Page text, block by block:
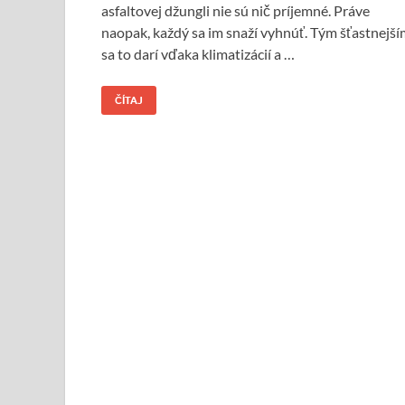
asfaltovej džungli nie sú nič príjemné. Práve
naopak, každý sa im snaží vyhnúť. Tým
sa to darí vďaka klimatizácií a …
ČÍTAJ